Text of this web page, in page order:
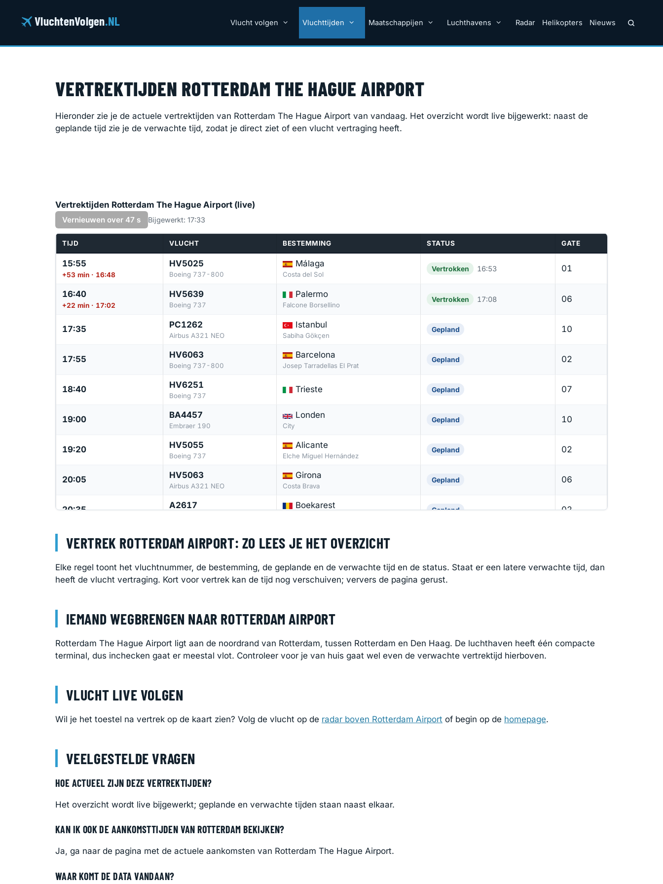
VluchtenVolgen.NL Vlucht volgen Vluchttijden Maatschappijen Luchthavens Radar Helikopters Nieuws
VERTREKTIJDEN ROTTERDAM THE HAGUE AIRPORT
Hieronder zie je de actuele vertrektijden van Rotterdam The Hague Airport van vandaag. Het overzicht wordt live bijgewerkt: naast de
geplande tijd zie je de verwachte tijd, zodat je direct ziet of een vlucht vertraging heeft.
Vertrektijden Rotterdam The Hague Airport (live)
Vernieuwen over 46 s Bijgewerkt: 17:33
TIJD VLUCHT BESTEMMING STATUS GATE
15:55
+53 min · 16:48
HV5025
Boeing 737-800
Málaga
Costa del Sol
Vertrokken 16:53 01
16:40
+22 min · 17:02
HV5639
Boeing 737
Palermo
Falcone Borsellino
Vertrokken 17:08 06
17:35 PC1262
Airbus A321 NEO
Istanbul
Sabiha Gökçen
Gepland 10
17:55 HV6063
Boeing 737-800
Barcelona
Josep Tarradellas El Prat
Gepland 02
18:40 HV6251
Boeing 737
Trieste Gepland 07
19:00 BA4457
Embraer 190
Londen
City
Gepland 10
19:20 HV5055
Boeing 737
Alicante
Elche Miguel Hernández
Gepland 02
20:05 HV5063
Airbus A321 NEO
Girona
Costa Brava
Gepland 06
20:35 A2617 Boekarest Gepland 02
20:55
Embraer 190 City
21:20 3O511
Airbus A320
Tangier
Ibn Battuta
Gepland 10
VERTREK ROTTERDAM AIRPORT: ZO LEES JE HET OVERZICHT
Elke regel toont het vluchtnummer, de bestemming, de geplande en de verwachte tijd en de status. Staat er een latere verwachte tijd, dan
heeft de vlucht vertraging. Kort voor vertrek kan de tijd nog verschuiven; ververs de pagina gerust.
IEMAND WEGBRENGEN NAAR ROTTERDAM AIRPORT
Rotterdam The Hague Airport ligt aan de noordrand van Rotterdam, tussen Rotterdam en Den Haag. De luchthaven heeft één compacte
terminal, dus inchecken gaat er meestal vlot. Controleer voor je van huis gaat wel even de verwachte vertrektijd hierboven.
VLUCHT LIVE VOLGEN
Wil je het toestel na vertrek op de kaart zien? Volg de vlucht op de radar boven Rotterdam Airport of begin op de homepage.
VEELGESTELDE VRAGEN
HOE ACTUEEL ZIJN DEZE VERTREKTIJDEN?
Het overzicht wordt live bijgewerkt; geplande en verwachte tijden staan naast elkaar.
KAN IK OOK DE AANKOMSTTIJDEN VAN ROTTERDAM BEKIJKEN?
Ja, ga naar de pagina met de actuele aankomsten van Rotterdam The Hague Airport.
WAAR KOMT DE DATA VANDAAN?